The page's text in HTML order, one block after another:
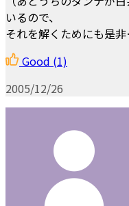
いるので、
それを解くためにも是非
Good (1)
2005/12/26